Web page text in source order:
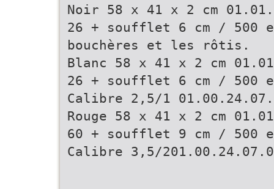
Noir 58 x 41 x 2 cm
26 + soufflet 6 cm / 500
bouchères et les rôtis.
Blanc 58 x 41 x 2 cm
26 + soufflet 6 cm / 500
Calibre 2,5/1
Rouge 58 x 41 x 2 cm
60 + soufflet 9 cm / 500
Calibre 3,5/